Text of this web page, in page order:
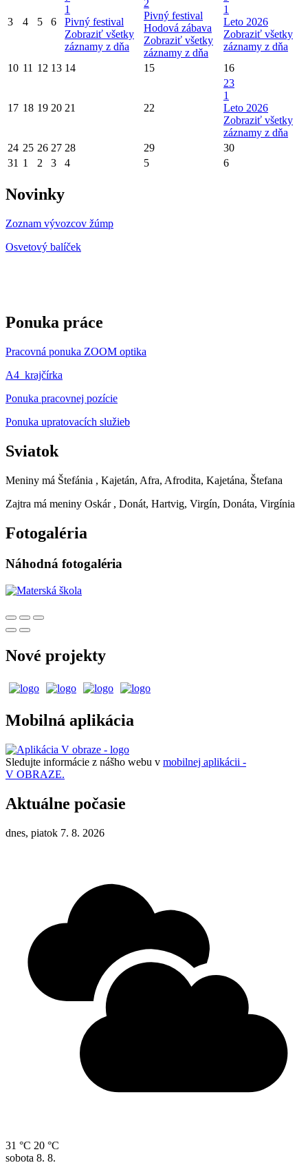
3 4 5 6
1
Pivný festival
Zobraziť všetky
záznamy z dňa
2
Pivný festival
Hodová zábava
Zobraziť všetky
záznamy z dňa
1
Leto 2026
Zobraziť všetky
záznamy z dňa
10 11 12 13 14 15 16
17 18 19 20 21 22
23
1
Leto 2026
Zobraziť všetky
záznamy z dňa
24 25 26 27 28 29
30
31 1 2 3 4 5 6
Novinky
Zoznam vývozcov žúmp
Osvetový balíček
Ponuka práce
Pracovná ponuka ZOOM optika
A4_krajčírka
Ponuka pracovnej pozície
Ponuka upratovacích služieb
Sviatok
Meniny má Štefánia , Kajetán, Afra, Afrodita, Kajetána, Štefana
Zajtra má meniny Oskár , Donát, Hartvig, Virgín, Donáta, Virgínia
Fotogaléria
Náhodná fotogaléria
Nové projekty
Mobilná aplikácia
Sledujte informácie z nášho webu v mobilnej aplikácii -
V OBRAZE.
Aktuálne počasie
dnes, piatok 7. 8. 2026
31 °C 20 °C
sobota 8. 8.